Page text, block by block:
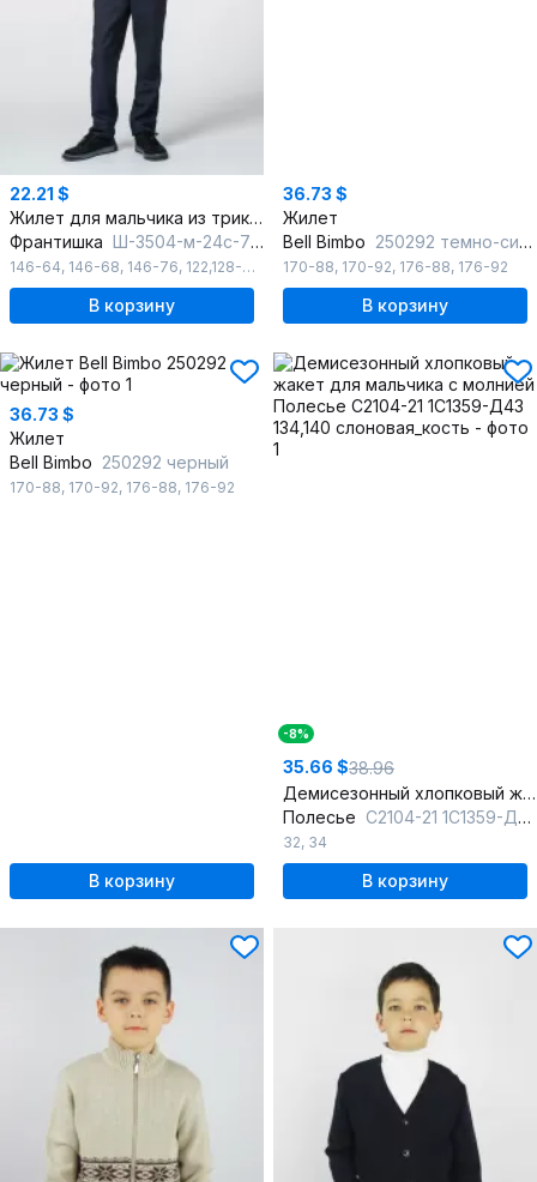
22.21 $
Жилет для мальчика из трикотажа с поясом и V-образным вырезом
Франтишка Ш-3504-м-24с-70-с78 темно-синий
146-64, 146-68, 146-76, 122,128-60 134,140-68,122,128-64,134,140-64
В корзину
36.73 $
Жилет
Bell Bimbo 250292 темно-синий
170-88, 170-92, 176-88, 176-92
В корзину
36.73 $
Жилет
Bell Bimbo 250292 черный
170-88, 170-92, 176-88, 176-92
В корзину
-8%
35.66 $38.96
Демисезонный хлопковый жакет для мальчика с молнией
Полесье С2104-21 1С1359-Д43 134,140 слоновая_кость
32, 34
В корзину